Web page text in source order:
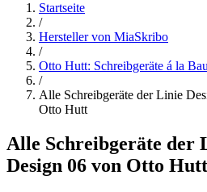
Startseite
/
Hersteller von MiaSkribo
/
Otto Hutt: Schreibgeräte á la
/
Alle Schreibgeräte der Linie
Otto Hutt
Alle Schreibgeräte der
Design 06 von Otto Hutt